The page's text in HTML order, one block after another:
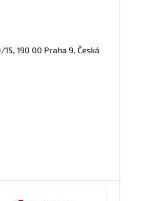
190 00 Praha 9, Česká